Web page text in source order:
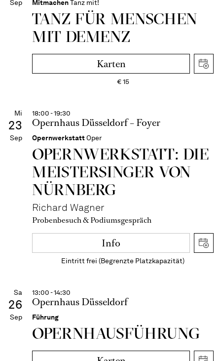
Sep MitmachenTanz mit!
TANZ FÜR MENSCHEN
MIT DEMENZ
Karten
€15
Mi
23
Sep
18:00 - 19:30
Opernhaus Düsseldorf – Foyer
OpernwerkstattOper
OPERN­WERKSTATT: DIE
MEISTER­SINGER VON
NÜRNBERG
Richard Wagner
Probenbesuch & Podiumsgespräch
Info
Eintritt frei (Begrenzte Platzkapazität)
Sa
26
Sep
13:00 - 14:30
Opernhaus Düsseldorf
Führung
OPERN­HAUS­FÜH­RUNG